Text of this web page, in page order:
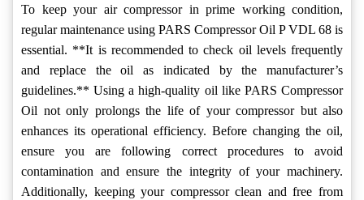
To keep your air compressor in prime working condition,
regular maintenance using PARS Compressor Oil P VDL 68 is
essential. **It is recommended to check oil levels frequently
and replace the oil as indicated by the manufacturer’s
guidelines.** Using a high-quality oil like PARS Compressor
Oil not only prolongs the life of your compressor but also
enhances its operational efficiency. Before changing the oil,
ensure you are following correct procedures to avoid
contamination and ensure the integrity of your machinery.
Additionally, keeping your compressor clean and free from